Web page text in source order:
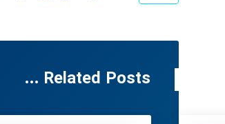
Related Posts ...